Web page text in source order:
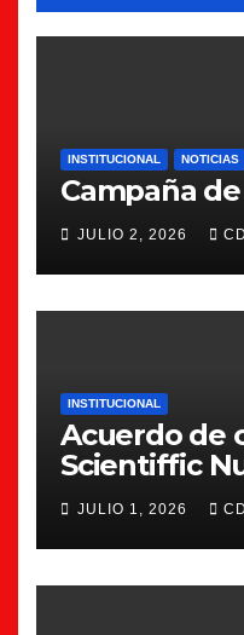
INSTITUCIONAL NOTICIAS
Campaña
JULIO 2, 2026
INSTITUCIONAL
Acuerdo de
Scientiffic
JULIO 1, 2026